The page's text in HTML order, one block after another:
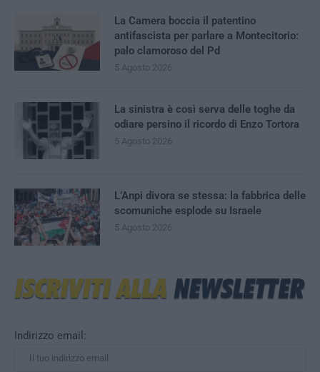
Indirizzo email:
La Camera boccia il patentino
antifascista per parlare a Montecitorio:
palo clamoroso del Pd
5 Agosto 2026
La sinistra è così serva delle toghe da
odiare persino il ricordo di Enzo Tortora
5 Agosto 2026
L’Anpi divora se stessa: la fabbrica delle
scomuniche esplode su Israele
5 Agosto 2026